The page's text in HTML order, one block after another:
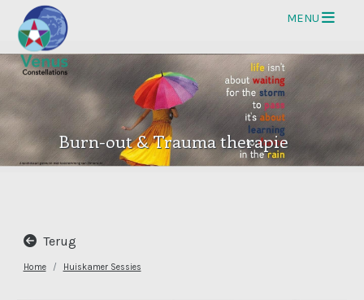
MENU
Burn-out & Trauma therapie
Terug
Home Huiskamer Sessies